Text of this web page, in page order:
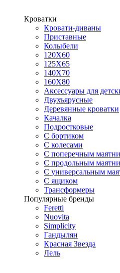
Кроватки
Кровати-диваны
Приставные
Колыбели
120Х60
125X65
140Х70
160Х80
Аксессуары для
Двухъярусные
Деревянные кроватки
Качалка
Подростковые
С бортиком
С колесами
С поперечным
С продольным
С универсальным
С ящиком
Трансформеры
Популярные бренды
Feretti
Nuovita
Simplicity
Гандылян
Красная Звезда
Лель